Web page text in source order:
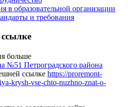
в образовательной организации
и требования
больше
№51 Петроградского района
ссылке https://proremont-
krysh-vse-chto-nuzhno-znat-o-